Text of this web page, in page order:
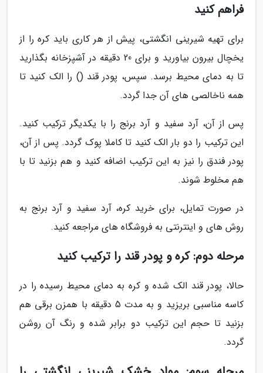
فراهم کنید
برای تهیه شیرینی انگشتی، پیش از هر کاری باید کره را از
یخچال بیرون بیاورید و برای 20 دقیقه در آشپزخانه بگذارید
تا به دمای محیط برسد. سپس، پودر قند () را الک کنید تا
همه ناخالصی های آن جدا گردد.
پس از آن، آرد سفید و آرد برنج را با یکدیگر ترکیب کنید.
این ترکیب را دو بار الک کنید تا کاملا پوک گردد. پس از آن،
پودر فندق را نیز به این ترکیب اضافه کنید و هم بزنید تا با
هم مخلوط شوند.
در صورت تمایل، برای خرید کره، آرد سفید و آرد برنج به
روش های و اینترنتی به فروشگاه های مراجعه کنید.
مرحله دوم: کره و پودر قند را ترکیب کنید
حالا، پودر قند الک شده و کره به دمای محیط رسیده را در
کاسه مناسبی بریزید و به مدت 5 دقیقه با همزن برقی هم
بزنید تا حجم این ترکیب دو برابر شده و رنگ آن روشن
گردد.